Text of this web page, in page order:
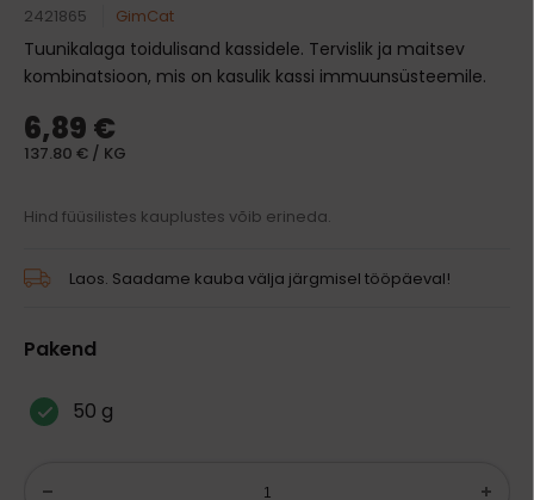
2421865 GimCat
Tuunikalaga toidulisand kassidele. Tervislik ja maitsev
kombinatsioon, mis on kasulik kassi immuunsüsteemile.
6,89 €
137.80 € / KG
Hind füüsilistes kauplustes võib erineda.
Laos. Saadame kauba välja järgmisel tööpäeval!
Pakend
50 g